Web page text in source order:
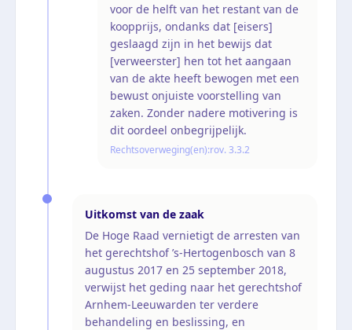
voor de helft van het restant van de
koopprijs, ondanks dat [eisers]
geslaagd zijn in het bewijs dat
[verweerster] hen tot het aangaan
van de akte heeft bewogen met een
bewust onjuiste voorstelling van
zaken. Zonder nadere motivering is
dit oordeel onbegrijpelijk.
Rechtsoverweging(en):rov. 3.3.2
Uitkomst van de zaak
De Hoge Raad vernietigt de arresten van
het gerechtshof ’s-Hertogenbosch van 8
augustus 2017 en 25 september 2018,
verwijst het geding naar het gerechtshof
Arnhem-Leeuwarden ter verdere
behandeling en beslissing, en